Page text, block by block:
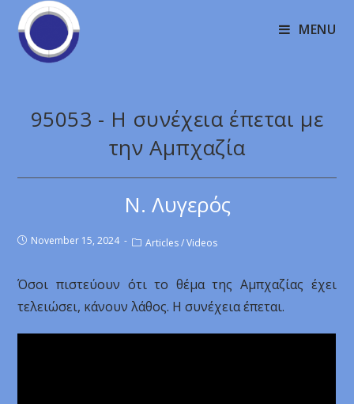
MENU
95053 - Η συνέχεια έπεται με
την Αμπχαζία
Ν. Λυγερός
November 15, 2024 Articles / Videos
Όσοι πιστεύουν ότι το θέμα της Αμπχαζίας έχει
τελειώσει, κάνουν λάθος. Η συνέχεια έπεται.